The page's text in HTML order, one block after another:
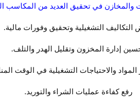
والمخازن في تحقيق العديد من المكاسب
التشغيلية وتحقيق وفورات مالية.
إدارة المخزون وتقليل الهدر والتلف.
والاحتياجات التشغيلية في الوقت
رفع كفاءة عمليات الشراء والتوريد.